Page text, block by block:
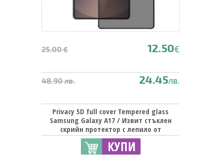
25.00 € 12.50€
48.90 лв. 24.45лв.
Privacy 5D full cover Tempered glass
Samsung Galaxy A17 / Извит стъклен
скрийн протектор с лепило от
вътрешната страна Samsung A17 - черен
/ прозрачен
КУПИ